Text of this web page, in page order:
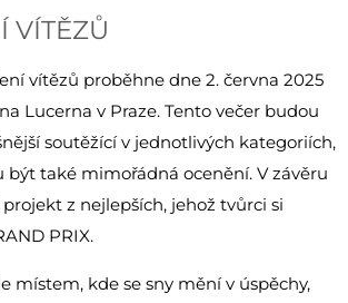
VÍTĚZŮ
vítězů proběhne dne 2. června 2025
Lucerna v Praze. Tento večer budou
soutěžící v jednotlivých kategoriích,
být také mimořádná ocenění. V závěru
z nejlepších, jehož tvůrci si
PRIX.
místem, kde se sny mění v úspěchy,